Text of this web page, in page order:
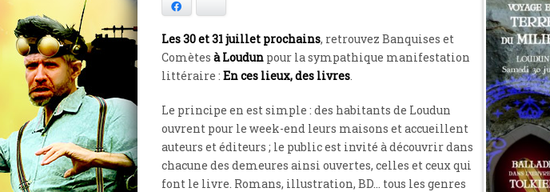
Les 30 et 31 juillet prochains, retrouvez Banquises et
Comètes à Loudun pour la sympathique manifestation
littéraire : En ces lieux, des livres.
Le principe en est simple : des habitants de Loudun
ouvrent pour le week-end leurs maisons et accueillent
auteurs et éditeurs ; le public est invité à découvrir dans
chacune des demeures ainsi ouvertes, celles et ceux qui
font le livre. Romans, illustration, BD… tous les genres